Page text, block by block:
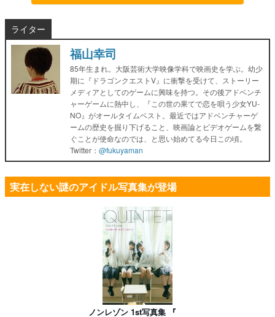
ライター
福山幸司
85年生まれ。大阪芸術大学映像学科で映画史を学ぶ。幼少
期に『ドラゴンクエストV』に衝撃を受けて、ストーリー
メディアとしてのゲームに興味を持つ。その後アドベンチ
ャーゲームに熱中し、『この世の果てで恋を唄う少女YU-
NO』がオールタイムベスト。最近ではアドベンチャーゲ
ームの歴史を掘り下げること、映画論とビデオゲームを繋
ぐことが使命なのでは、と思い始めてる今日この頃。
Twitter： @fukuyaman
実在しない謎のアイドル写真集が登場
ノンレゾン 1st写真集 『